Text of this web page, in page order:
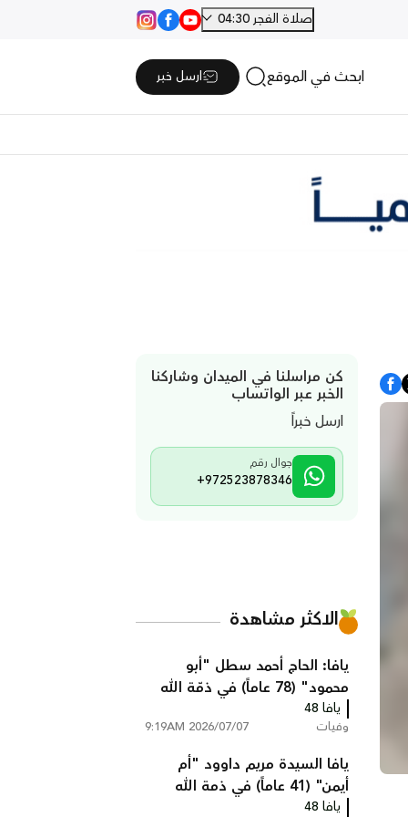
صلاة الفجر 04:30
ابحث في الموقع ارسل خبر
كن مراسلنا في الميدان وشاركنا
الخبر عبر الواتساب
ارسل خبراً
جوال رقم
+972523878346
الاكثر مشاهدة
يافا: الحاج أحمد سطل "أبو
محمود" (78 عاماً) في ذمّة الله
يافا 48
وفيات 2026/07/07 9:19AM
يافا السيدة مريم داوود "أم
أيمن" (41 عاماً) في ذمة الله
يافا 48